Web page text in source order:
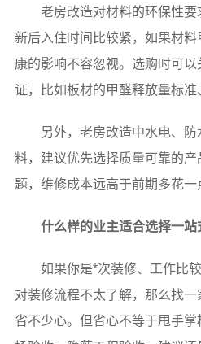
老房改造对材料的环保性
新后入住时间比较紧，如果材
康的影响不容忽视。选购时可
证，比如板材的甲醛释放量标准
另外，老房改造中水电、
料，建议优先选择质量可靠的产
题，维修成本远高于前期多花一
什么样的业主适合选择一站
如果你是*次装修、工作比
对装修流程不太了解，那么找
省不少心。但省心不等于甩手